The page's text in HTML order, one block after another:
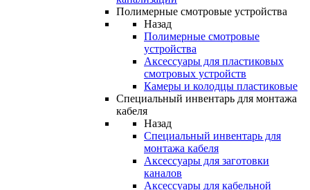
Полимерные смотровые устройства
Назад
Полимерные смотровые
устройства
Аксессуары для пластиковых
смотровых устройств
Камеры и колодцы пластиковые
Специальный инвентарь для монтажа
кабеля
Назад
Специальный инвентарь для
монтажа кабеля
Аксессуары для заготовки
каналов
Аксессуары для кабельной